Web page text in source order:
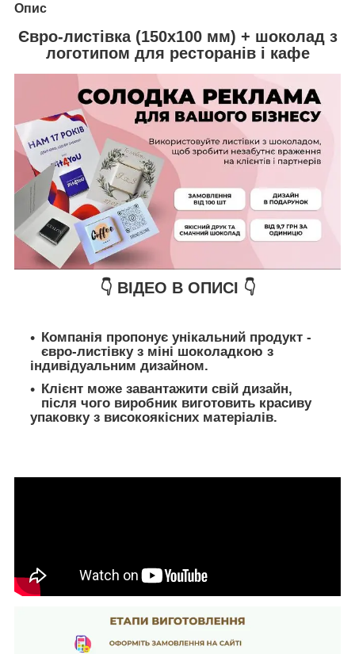
Опис
Євро-листівка (150х100 мм) + шоколад з
логотипом для ресторанів і кафе
👇 ВІДЕО В ОПИСІ 👇
Компанія пропонує унікальний продукт -
євро-листівку з міні шоколадкою з
індивідуальним дизайном.
Клієнт може завантажити свій дизайн,
після чого виробник виготовить красиву
упаковку з високоякісних матеріалів.